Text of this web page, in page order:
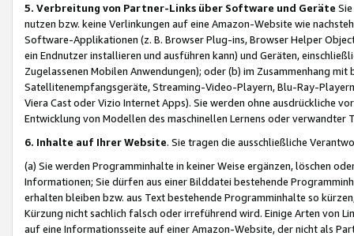
5. Verbreitung von Partner-Links über Software und Geräte
nutzen bzw. keine Verlinkungen auf eine Amazon-Website wie
Software-Applikationen (z. B. Browser Plug-ins, Browser Helper
ein Endnutzer installieren und ausführen kann) und Geräten,
Zugelassenen Mobilen Anwendungen); oder (b) im Zusammenhang
Satellitenempfangsgeräte, Streaming-Video-Playern, Blu-Ray-
Viera Cast oder Vizio Internet Apps). Sie werden ohne ausdrückliche
Entwicklung von Modellen des maschinellen Lernens oder
6. Inhalte auf Ihrer Website. Sie tragen die ausschließliche
(a) Sie werden Programminhalte in keiner Weise ergänzen, löschen
Informationen; Sie dürfen aus einer Bilddatei bestehende
erhalten bleiben bzw. aus Text bestehende Programminhalte so
Kürzung nicht sachlich falsch oder irreführend wird. Einige Arten von
auf eine Informationsseite auf einer Amazon-Website, der nicht als